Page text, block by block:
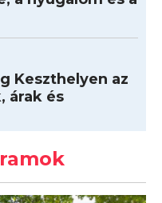
Keszthelyen az
árak és